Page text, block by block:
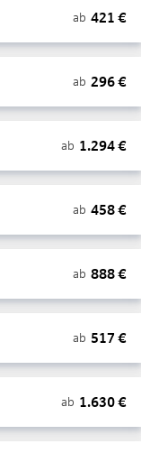
ab 421 €
ab 296€
ab 1.294€
ab 458€
ab 888€
ab 517 €
ab 1.630€